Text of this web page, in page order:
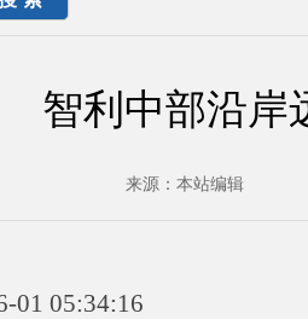
智利中部沿岸
来源： 本站编辑
01 05:34:16